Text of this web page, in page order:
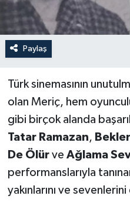
Paylaş
Türk sinemasının
olan Meriç, hem
gibi birçok alanda
Tatar Ramazan,
De Ölürve Ağlama
performanslarıyla
yakınlarını ve